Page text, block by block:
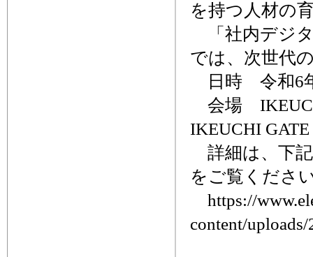
を持つ人材の
「社内デジ
では、次世代
日時 令和6年
会場
IKEUCHI
詳細は、下
をご覧くださ
https://
content/